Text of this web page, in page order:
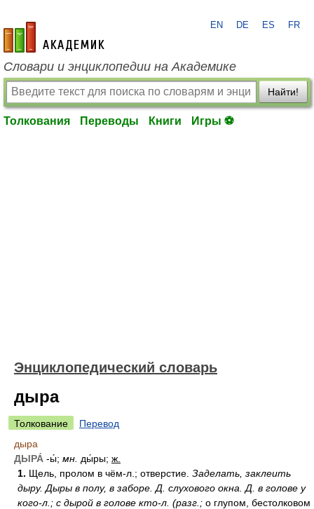
academic.ru
EN DE ES FR
Словари и энциклопедии на Академике
Найти!
Толкования Переводы Книги Игры ⚽
Энциклопедический словарь
дыра
Толкование
Перевод
дыра
ДЫРА́ -ы́; мн. ды́ры; ж.
1. Щель, пролом в чём-л.; отверстие. Заделать, заклеить
дыру. Дыры в полу, в заборе. Д. слухового окна. Д. в голове у
кого-л.; с дырой в голове кто-л. (разг.; о глупом, бестолковом